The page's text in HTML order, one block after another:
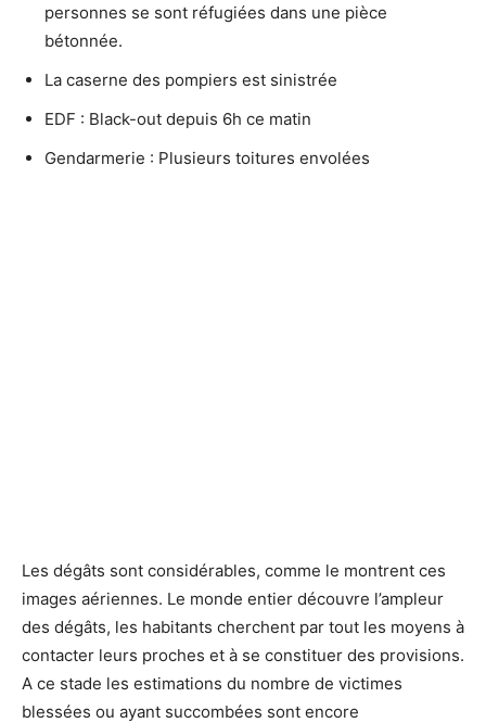
personnes se sont réfugiées dans une pièce
bétonnée.
La caserne des pompiers est sinistrée
EDF : Black-out depuis 6h ce matin
Gendarmerie : Plusieurs toitures envolées
Les dégâts sont considérables, comme le montrent ces
images aériennes. Le monde entier découvre l’ampleur
des dégâts, les habitants cherchent par tout les moyens à
contacter leurs proches et à se constituer des provisions.
A ce stade les estimations du nombre de victimes
blessées ou ayant succombées sont encore